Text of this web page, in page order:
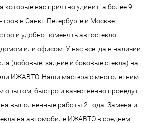
вас приятно удивит, а более 9
в Санкт-Петербурге и Москве
и удобно поменять автостекло
или офисом. У нас всегда в наличии
(лобовые, задние и боковые стекла) на
ИЖАВТО. Наши мастера с многолетним
опытом, быстро и качественно проведут
на выполненные работы 2 года. Замена и
на автомобиле ИЖАВТО в среднем